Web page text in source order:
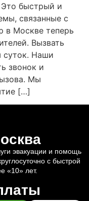
Это быстрый и
связанные с
в Москве теперь
Вызвать
суток. Наши
звонок и
Мы
[…]
эвакуации и помощь
с быстрой
«10» лет.